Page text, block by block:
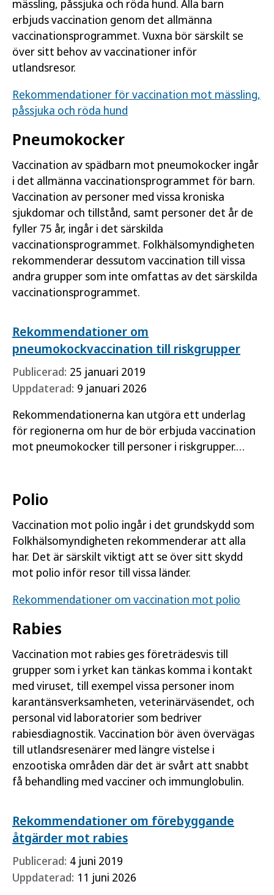
mässling, påssjuka och röda hund. Alla barn
erbjuds vaccination genom det allmänna
vaccinationsprogrammet. Vuxna bör särskilt se
över sitt behov av vaccinationer inför
utlandsresor.
Rekommendationer för vaccination mot mässling,
påssjuka och röda hund
Pneumokocker
Vaccination av spädbarn mot pneumokocker ingår
i det allmänna vaccinationsprogrammet för barn.
Vaccination av personer med vissa kroniska
sjukdomar och tillstånd, samt personer det år de
fyller 75 år, ingår i det särskilda
vaccinationsprogrammet. Folkhälsomyndigheten
rekommenderar dessutom vaccination till vissa
andra grupper som inte omfattas av det särskilda
vaccinationsprogrammet.
Rekommendationer om
pneumokockvaccination till riskgrupper
Publicerad: 25 januari 2019
Uppdaterad: 9 januari 2026
Rekommendationerna kan utgöra ett underlag
för regionerna om hur de bör erbjuda vaccination
mot pneumokocker till personer i riskgrupper.
Polio
Vaccination mot polio ingår i det grundskydd som
Folkhälsomyndigheten rekommenderar att alla
har. Det är särskilt viktigt att se över sitt skydd
mot polio inför resor till vissa länder.
Rekommendationer om vaccination mot polio
Rabies
Vaccination mot rabies ges företrädesvis till
grupper som i yrket kan tänkas komma i kontakt
med viruset, till exempel vissa personer inom
karantänsverksamheten, veterinärväsendet, och
personal vid laboratorier som bedriver
rabiesdiagnostik. Vaccination bör även övervägas
till utlandsresenärer med längre vistelse i
enzootiska områden där det är svårt att snabbt
få behandling med vacciner och immunglobulin.
Rekommendationer om förebyggande
åtgärder mot rabies
Publicerad: 4 juni 2019
Uppdaterad: 11 juni 2026